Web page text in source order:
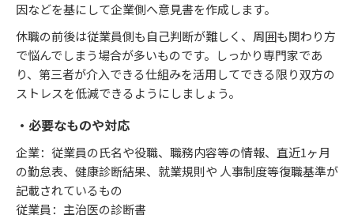
因などを基にして企業側へ意見書を作成します。
休職の前後は従業員側も自己判断が難しく、周囲も関わり方
で悩んでしまう場合が多いものです。しっかり専門家であ
り、第三者が介入できる仕組みを活用してできる限り双方の
ストレスを低減できるようにしましょう。
・必要なものや対応
企業：従業員の氏名や役職、職務内容等の情報、直近1ヶ月
の勤怠表、健康診断結果、就業規則や 人事制度等復職基準が
記載されているもの
従業員：主治医の診断書